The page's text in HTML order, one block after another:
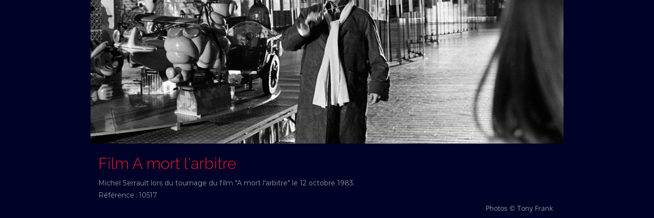
Film A mort l'arbitre
Michel Serrault lors du tournage du film "A mort l'arbitre" le 12 octobre 1983.
Référence :10517
Photos © Tony Frank